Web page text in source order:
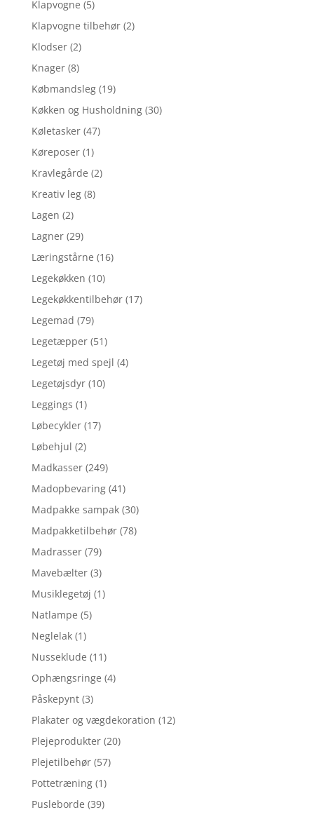
Klapvogne (5)
Klapvogne tilbehør (2)
Klodser (2)
Knager (8)
Købmandsleg (19)
Køkken og Husholdning (30)
Køletasker (47)
Køreposer (1)
Kravlegårde (2)
Kreativ leg (8)
Lagen (2)
Lagner (29)
Læringstårne (16)
Legekøkken (10)
Legekøkkentilbehør (17)
Legemad (79)
Legetæpper (51)
Legetøj med spejl (4)
Legetøjsdyr (10)
Leggings (1)
Løbecykler (17)
Løbehjul (2)
Madkasser (249)
Madopbevaring (41)
Madpakke sampak (30)
Madpakketilbehør (78)
Madrasser (79)
Mavebælter (3)
Musiklegetøj (1)
Natlampe (5)
Neglelak (1)
Nusseklude (11)
Ophængsringe (4)
Påskepynt (3)
Plakater og vægdekoration (12)
Plejeprodukter (20)
Plejetilbehør (57)
Pottetræning (1)
Pusleborde (39)